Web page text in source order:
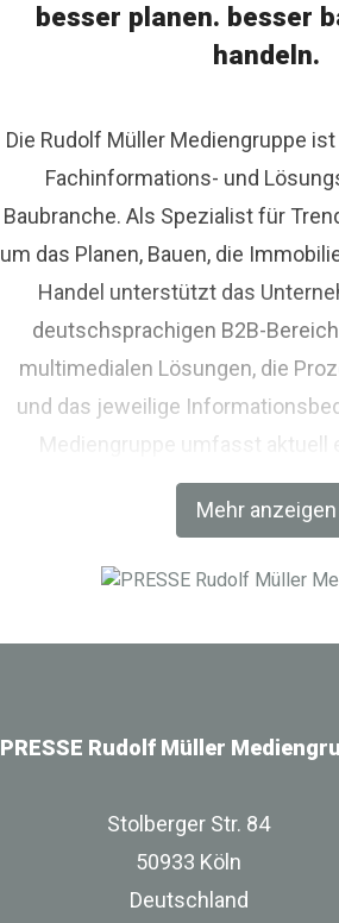
besser planen. besser
handeln.
Mehr anzeigen
Die Rudolf Müller Mediengruppe
Fachinformations- und
Baubranche. Als Spezialist für
um das Planen, Bauen, die
Handel unterstützt das
deutschsprachigen B2B-
multimedialen Lösungen, die
und das jeweilige
Mediengruppe umfasst aktuell
Fachverlag RM Rudolf Müller
World MUNICH eine
PRESSE Rudolf Müller
Stolberger Str. 84
50933 Köln
Deutschland